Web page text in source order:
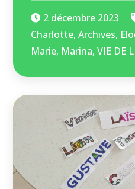
2 décembre 2023
Charlotte,Archives,
Marie, Marina,VIE DE